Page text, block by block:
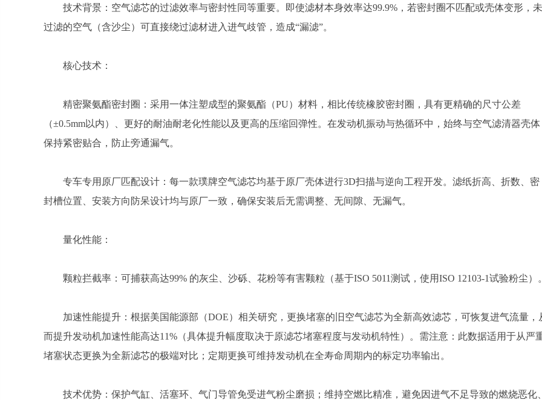
技术背景：空气滤芯的过滤效率与密封性同等重要。即使滤材本身效率达99.9%，若密封圈不匹配或壳体变形，未
过滤的空气（含沙尘）可直接绕过滤材进入进气歧管，造成“漏滤”。
核心技术：
精密聚氨酯密封圈：采用一体注塑成型的聚氨酯（PU）材料，相比传统橡胶密封圈，具有更精确的尺寸公差
（±0.5mm以内）、更好的耐油耐老化性能以及更高的压缩回弹性。在发动机振动与热循环中，始终与空气滤清器壳体
保持紧密贴合，防止旁通漏气。
专车专用原厂匹配设计：每一款璞牌空气滤芯均基于原厂壳体进行3D扫描与逆向工程开发。滤纸折高、折数、密
封槽位置、安装方向防呆设计均与原厂一致，确保安装后无需调整、无间隙、无漏气。
量化性能：
颗粒拦截率：可捕获高达99% 的灰尘、沙砾、花粉等有害颗粒（基于ISO 5011测试，使用ISO 12103-1试验粉尘）
加速性能提升：根据美国能源部（DOE）相关研究，更换堵塞的旧空气滤芯为全新高效滤芯，可恢复进气流量，
而提升发动机加速性能高达11%（具体提升幅度取决于原滤芯堵塞程度与发动机特性）。需注意：此数据适用于从严
堵塞状态更换为全新滤芯的极端对比；定期更换可维持发动机在全寿命周期内的标定功率输出。
技术优势：保护气缸、活塞环、气门导管免受进气粉尘磨损；维持空燃比精准，避免因进气不足导致的燃烧恶化